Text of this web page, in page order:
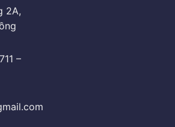
2A,
–